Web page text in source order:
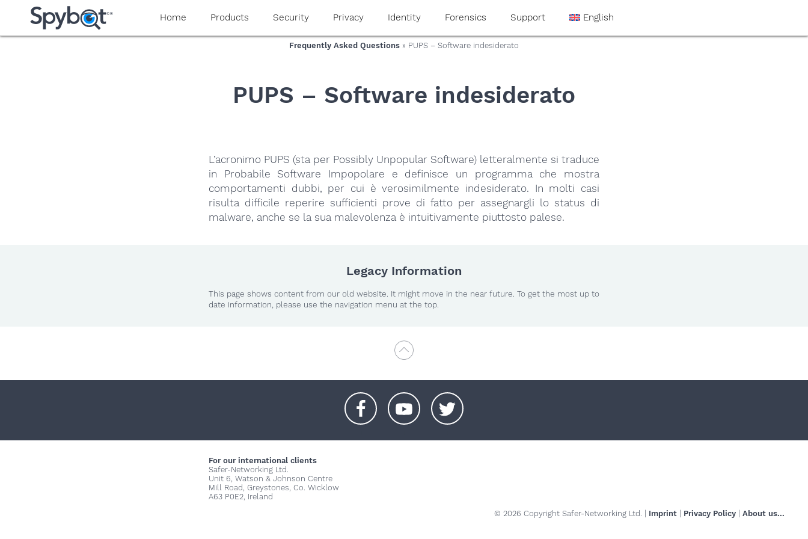
yaaaeag20
Home Products Security Privacy Identity Forensics Support English
Frequently Asked Questions » PUPS – Software indesiderato
PUPS – Software indesiderato
L’acronimo PUPS (sta per Possibly Unpopular Software) letteralmente si traduce
in Probabile Software Impopolare e definisce un programma che mostra
comportamenti dubbi, per cui è verosimilmente indesiderato. In molti casi
risulta difficile reperire sufficienti prove di fatto per assegnargli lo status di
malware, anche se la sua malevolenza è intuitivamente piuttosto palese.
Legacy Information
This page shows content from our old website. It might move in the near future. To get the most up to
date information, please use the navigation menu at the top.
For our international clients
Safer-Networking Ltd.
Unit 6, Watson & Johnson Centre
Mill Road, Greystones, Co. Wicklow
A63 P0E2, Ireland
© 2026 Copyright Safer-Networking Ltd. | Imprint Privacy Policy About us...